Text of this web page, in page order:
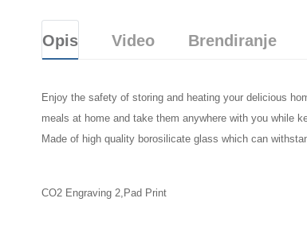
Opis Video Brendiranje
Enjoy the safety of storing and heating your delicious
meals at home and take them anywhere with you while
Made of high quality borosilicate glass which can
CO2 Engraving 2,Pad Print